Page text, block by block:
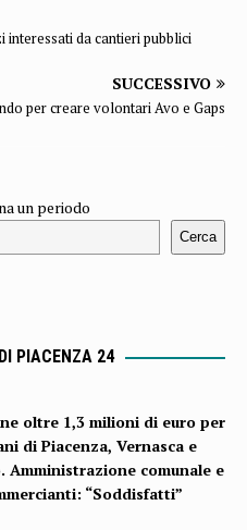
da cantieri pubblici
SUCCESSIVO
per creare volontari Avo e Gaps
un periodo
Cerca
PIACENZA 24
oltre 1,3 milioni di euro per
di Piacenza, Vernasca e
Amministrazione comunale e
“Soddisfatti”